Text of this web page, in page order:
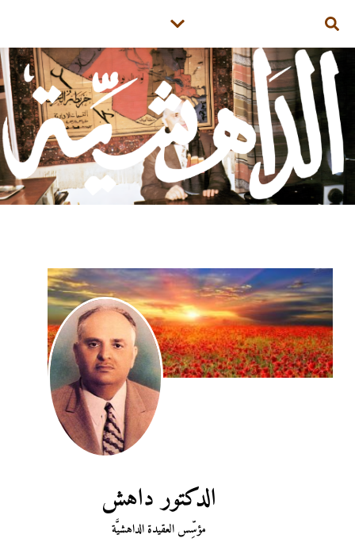
الدكتور داهش
مؤسِّس العقيدة الداهشيَّة